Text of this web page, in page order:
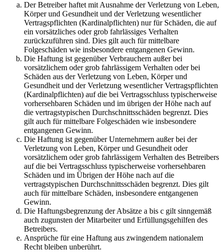
Der Betreiber haftet mit Ausnahme der Verletzung von Leben,
Körper und Gesundheit und der Verletzung wesentlicher
Vertragspflichten (Kardinalpflichten) nur für Schäden, die auf
ein vorsätzliches oder grob fahrlässiges Verhalten
zurückzuführen sind. Dies gilt auch für mittelbare
Folgeschäden wie insbesondere entgangenen Gewinn.
Die Haftung ist gegenüber Verbrauchern außer bei
vorsätzlichem oder grob fahrlässigem Verhalten oder bei
Schäden aus der Verletzung von Leben, Körper und
Gesundheit und der Verletzung wesentlicher Vertragspflichten
(Kardinalpflichten) auf die bei Vertragsschluss typischerweise
vorhersehbaren Schäden und im übrigen der Höhe nach auf
die vertragstypischen Durchschnittsschäden begrenzt. Dies
gilt auch für mittelbare Folgeschäden wie insbesondere
entgangenen Gewinn.
Die Haftung ist gegenüber Unternehmern außer bei der
Verletzung von Leben, Körper und Gesundheit oder
vorsätzlichem oder grob fahrlässigem Verhalten des Betreibers
auf die bei Vertragsschluss typischerweise vorhersehbaren
Schäden und im Übrigen der Höhe nach auf die
vertragstypischen Durchschnittsschäden begrenzt. Dies gilt
auch für mittelbare Schäden, insbesondere entgangenen
Gewinn.
Die Haftungsbegrenzung der Absätze a bis c gilt sinngemäß
auch zugunsten der Mitarbeiter und Erfüllungsgehilfen des
Betreibers.
Ansprüche für eine Haftung aus zwingendem nationalem
Recht bleiben unberührt.